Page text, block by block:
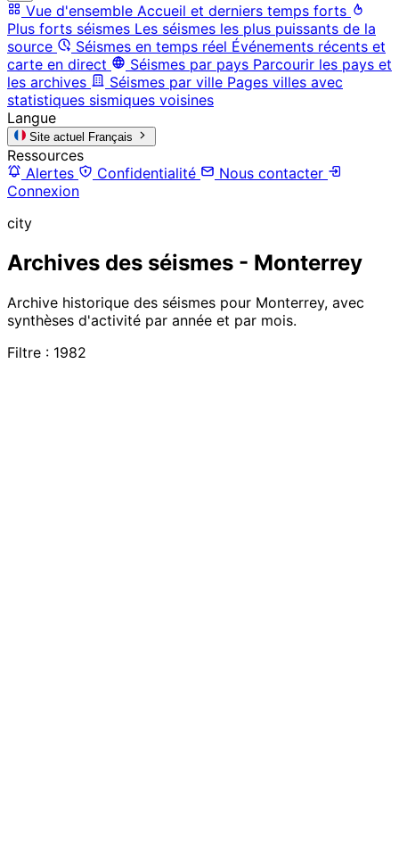
Vue d'ensemble Accueil et derniers temps forts
Plus forts séismes Les séismes les plus puissants de la
source
Séismes en temps réel Événements récents et
carte en direct
Séismes par pays Parcourir les pays et
les archives
Séismes par ville Pages villes avec
statistiques sismiques voisines
Langue
Site actuel Français
Ressources
Alertes
Confidentialité
Nous contacter
Connexion
city
Archives des séismes - Monterrey
Archive historique des séismes pour Monterrey, avec
synthèses d'activité par année et par mois.
Filtre : 1982